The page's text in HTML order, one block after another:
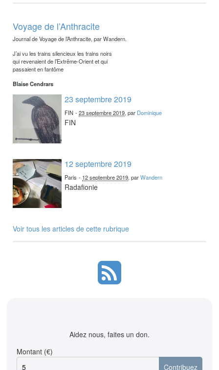
Voyage de l’Anthracite
Journal de Voyage de l’Anthracite, par Wandern.
J’ai vu les trains silencieux les trains noirs
qui revenaient de l’Extrême-Orient et qui
passaient en fantôme
Blaise Cendrars
23 septembre 2019
FIN -23 septembre 2019, par Dominique
FIN
12 septembre 2019
Paris - 12 septembre 2019, parWandern
Radafionie
Voir tous les articles de cette rubrique
Aidez nous, faites un don.
Montant (€)